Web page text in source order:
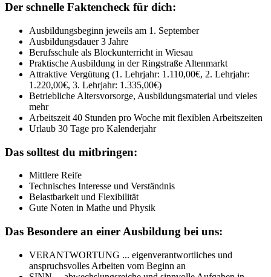
Der schnelle Faktencheck für dich:
Ausbildungsbeginn jeweils am 1. September
Ausbildungsdauer 3 Jahre
Berufsschule als Blockunterricht in Wiesau
Praktische Ausbildung in der Ringstraße Altenmarkt
Attraktive Vergütung (1. Lehrjahr: 1.110,00€, 2. Lehrjahr:
1.220,00€, 3. Lehrjahr: 1.335,00€)
Betriebliche Altersvorsorge, Ausbildungsmaterial und vieles
mehr
Arbeitszeit 40 Stunden pro Woche mit flexiblen Arbeitszeiten
Urlaub 30 Tage pro Kalenderjahr
Das solltest du mitbringen:
Mittlere Reife
Technisches Interesse und Verständnis
Belastbarkeit und Flexibilität
Gute Noten in Mathe und Physik
Das Besondere an einer Ausbildung bei uns:
VERANTWORTUNG ... eigenverantwortliches und
anspruchsvolles Arbeiten vom Beginn an